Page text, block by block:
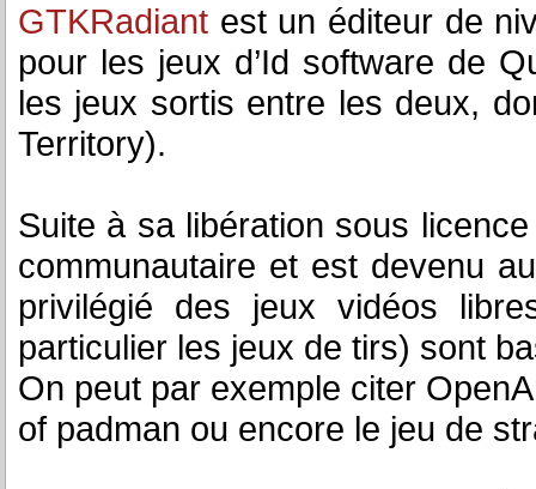
GTKRadiant est un éditeur de
pour les jeux d’Id software de
les jeux sortis entre les deux,
Territory).
Suite à sa libération sous
communautaire et est devenu
privilégié des jeux vidéos
particulier les jeux de tirs) sont
On peut par exemple citer
of padman ou encore le jeu de